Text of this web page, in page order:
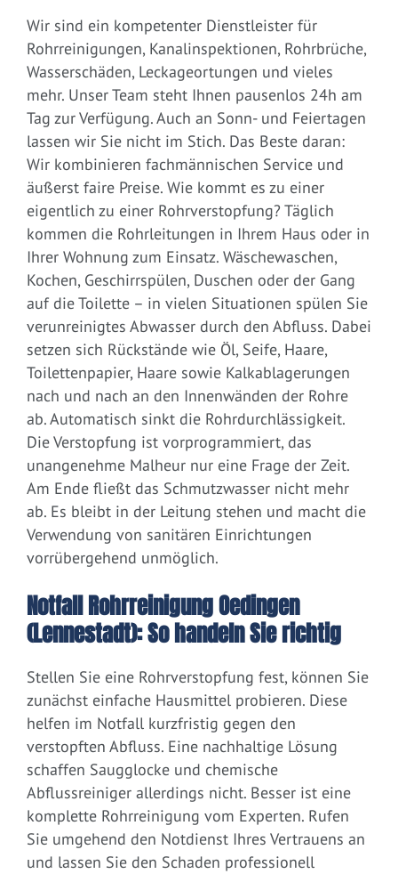
Wir sind ein kompetenter Dienstleister für
Rohrreinigungen, Kanalinspektionen, Rohrbrüche,
Wasserschäden, Leckageortungen und vieles
mehr. Unser Team steht Ihnen pausenlos 24h am
Tag zur Verfügung. Auch an Sonn- und Feiertagen
lassen wir Sie nicht im Stich. Das Beste daran:
Wir kombinieren fachmännischen Service und
äußerst faire Preise. Wie kommt es zu einer
eigentlich zu einer Rohrverstopfung? Täglich
kommen die Rohrleitungen in Ihrem Haus oder in
Ihrer Wohnung zum Einsatz. Wäschewaschen,
Kochen, Geschirrspülen, Duschen oder der Gang
auf die Toilette – in vielen Situationen spülen Sie
verunreinigtes Abwasser durch den Abfluss. Dabei
setzen sich Rückstände wie Öl, Seife, Haare,
Toilettenpapier, Haare sowie Kalkablagerungen
nach und nach an den Innenwänden der Rohre
ab. Automatisch sinkt die Rohrdurchlässigkeit.
Die Verstopfung ist vorprogrammiert, das
unangenehme Malheur nur eine Frage der Zeit.
Am Ende fließt das Schmutzwasser nicht mehr
ab. Es bleibt in der Leitung stehen und macht die
Verwendung von sanitären Einrichtungen
vorrübergehend unmöglich.
Notfall Rohrreinigung Oedingen
(Lennestadt): So handeln Sie richtig
Stellen Sie eine Rohrverstopfung fest, können Sie
zunächst einfache Hausmittel probieren. Diese
helfen im Notfall kurzfristig gegen den
verstopften Abfluss. Eine nachhaltige Lösung
schaffen Saugglocke und chemische
Abflussreiniger allerdings nicht. Besser ist eine
komplette Rohrreinigung vom Experten. Rufen
Sie umgehend den Notdienst Ihres Vertrauens an
und lassen Sie den Schaden professionell